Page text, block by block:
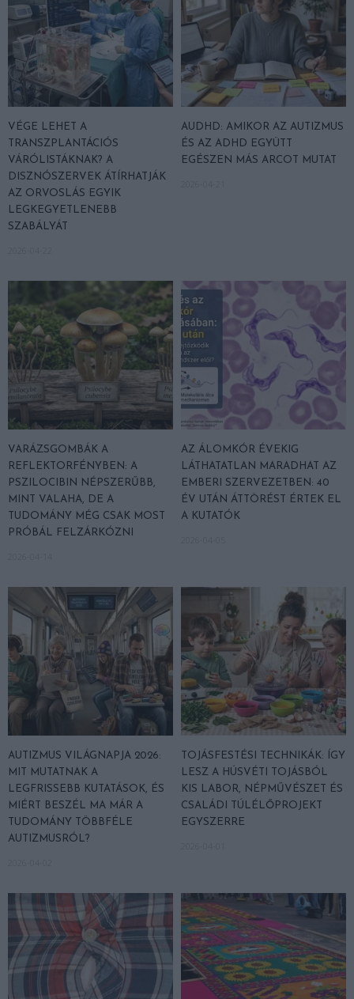
VÉGE LEHET A
TRANSZPLANTÁCIÓS
VÁRÓLISTÁKNAK? A
DISZNÓSZERVEK ÁTÍRHATJÁK
AZ ORVOSLÁS EGYIK
LEGKEGYETLENEBB
SZABÁLYÁT
AUDHD: AMIKOR AZ AUTIZMUS
ÉS AZ ADHD EGYÜTT
EGÉSZEN MÁS ARCOT MUTAT
VARÁZSGOMBÁK A
REFLEKTORFÉNYBEN: A
PSZILOCIBIN NÉPSZERŰBB,
MINT VALAHA, DE A
TUDOMÁNY MÉG CSAK MOST
PRÓBÁL FELZÁRKÓZNI
AZ ÁLOMKÓR ÉVEKIG
LÁTHATATLAN MARADHAT AZ
EMBERI SZERVEZETBEN: 40
ÉV UTÁN ÁTTÖRÉST ÉRTEK EL
A KUTATÓK
AUTIZMUS VILÁGNAPJA 2026:
MIT MUTATNAK A
LEGFRISSEBB KUTATÁSOK, ÉS
MIÉRT BESZÉL MA MÁR A
TUDOMÁNY TÖBBFÉLE
AUTIZMUSRÓL?
TOJÁSFESTÉSI TECHNIKÁK: ÍGY
LESZ A HÚSVÉTI TOJÁSBÓL
KIS LABOR, NÉPMŰVÉSZET ÉS
CSALÁDI TÚLÉLŐPROJEKT
EGYSZERRE